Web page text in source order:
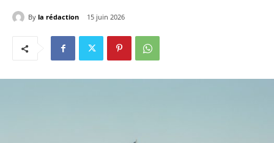
By la rédaction 15 juin 2026